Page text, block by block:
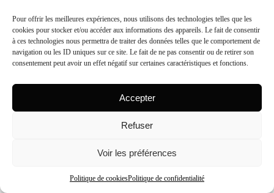
Pour offrir les meilleures expériences, nous utilisons des technologies telles que les
cookies pour stocker et/ou accéder aux informations des appareils. Le fait de consentir
à ces technologies nous permettra de traiter des données telles que le comportement de
navigation ou les ID uniques sur ce site. Le fait de ne pas consentir ou de retirer son
consentement peut avoir un effet négatif sur certaines caractéristiques et fonctions.
Accepter
Refuser
Voir les préférences
Politique de cookiesPolitique de confidentialité